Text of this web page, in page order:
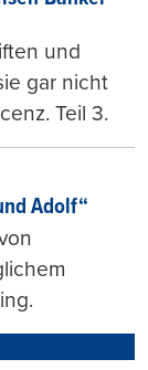
und
gar nicht
Teil 3.
Adolf“